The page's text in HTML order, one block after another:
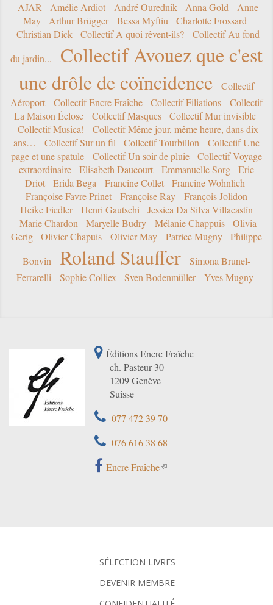
AJAR Amélie Ardiot André Ourednik Anna Gold
Anne
May
Arthur Brügger Bessa Myftiu
Charlotte Frossard
Christian Dick
Collectif A quoi rêvent-ils?
Collectif Au fond
du jardin...
Collectif Avouez que c'est
une drôle de coïncidence
Collectif
Aéroport
Collectif Encre Fraîche Collectif Filiations
Collectif
La Maison Éclose
Collectif Masques
Collectif Mur invisible
Collectif Musica!
Collectif Même jour, même heure, dans dix
ans…
Collectif Sur un fil Collectif Tourbillon
Collectif Une
page et une spatule
Collectif Un soir de pluie
Collectif Voyage
extraordinaire
Elisabeth Daucourt Emmanuelle Sorg
Eric
Driot
Erida Bega Francine Collet
Francine Wohnlich
Françoise Favre Prinet
Françoise Ray
François Jolidon
Heike Fiedler
Henri Gautschi
Jessica Da Silva Villacastín
Marie Chardon
Maryelle Budry Mélanie Chappuis
Olivia
Gerig
Olivier Chapuis Olivier May Patrice Mugny
Philippe
Bonvin
Roland Stauffer
Simona Brunel-
Ferrarelli
Sophie Colliex Sven Bodenmüller Yves Mugny
Éditions Encre Fraîche
ch. Pasteur 30
1209 Genève
Suisse
077 472 39 70
076 616 38 68
Encre Fraîche
SÉLECTION LIVRES
DEVENIR MEMBRE